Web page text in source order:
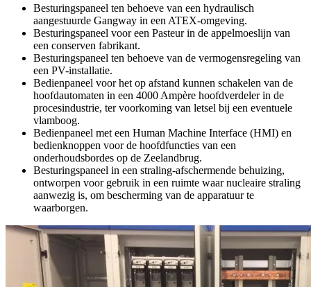
Besturingspaneel ten behoeve van een hydraulisch
aangestuurde Gangway in een ATEX-omgeving.
Besturingspaneel voor een Pasteur in de appelmoeslijn van
een conserven fabrikant.
Besturingspaneel ten behoeve van de vermogensregeling van
een PV-installatie.
Bedienpaneel voor het op afstand kunnen schakelen van de
hoofdautomaten in een 4000 Ampère hoofdverdeler in de
procesindustrie, ter voorkoming van letsel bij een eventuele
vlamboog.
Bedienpaneel met een Human Machine Interface (HMI) en
bedienknoppen voor de hoofdfuncties van een
onderhoudsbordes op de Zeelandbrug.
Besturingspaneel in een straling-afschermende behuizing,
ontworpen voor gebruik in een ruimte waar nucleaire straling
aanwezig is, om bescherming van de apparatuur te
waarborgen.